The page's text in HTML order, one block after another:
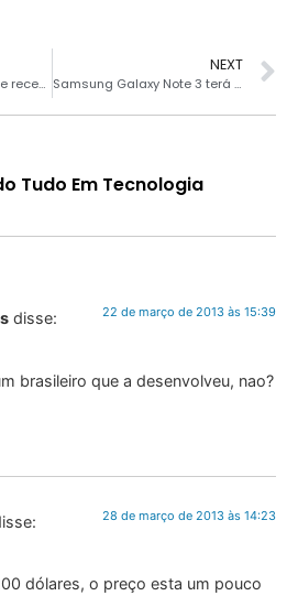
Gadgets Samsung que receberão atualizações em 2013
NEXT
Samsung Galaxy Note 3 terá 6,3”?
Tudo Em Tecnologia
disse: 22 de março de 2013 às 15:39
brasileiro que a desenvolveu, nao?
28 de março de 2013 às 14:23
dólares, o preço esta um pouco